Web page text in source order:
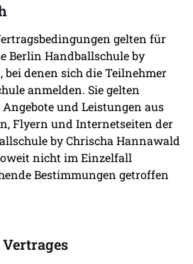
gelten für
Berlin Handballschule by
denen sich die Teilnehmer
anmelden. Sie gelten
und Leistungen aus
Flyern und Internetseiten der
by Chrischa Hannawald
nicht im Einzelfall
Bestimmungen getroffen